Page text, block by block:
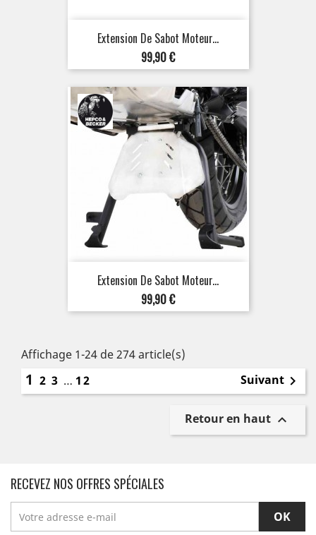
Extension De Sabot Moteur...
Prix
99,90 €
Extension De Sabot Moteur...
Prix
99,90 €
Affichage 1-24 de 274 article(s)
1 2 3 … 12 Suivant 
Retour en haut 
RECEVEZ NOS OFFRES SPÉCIALES